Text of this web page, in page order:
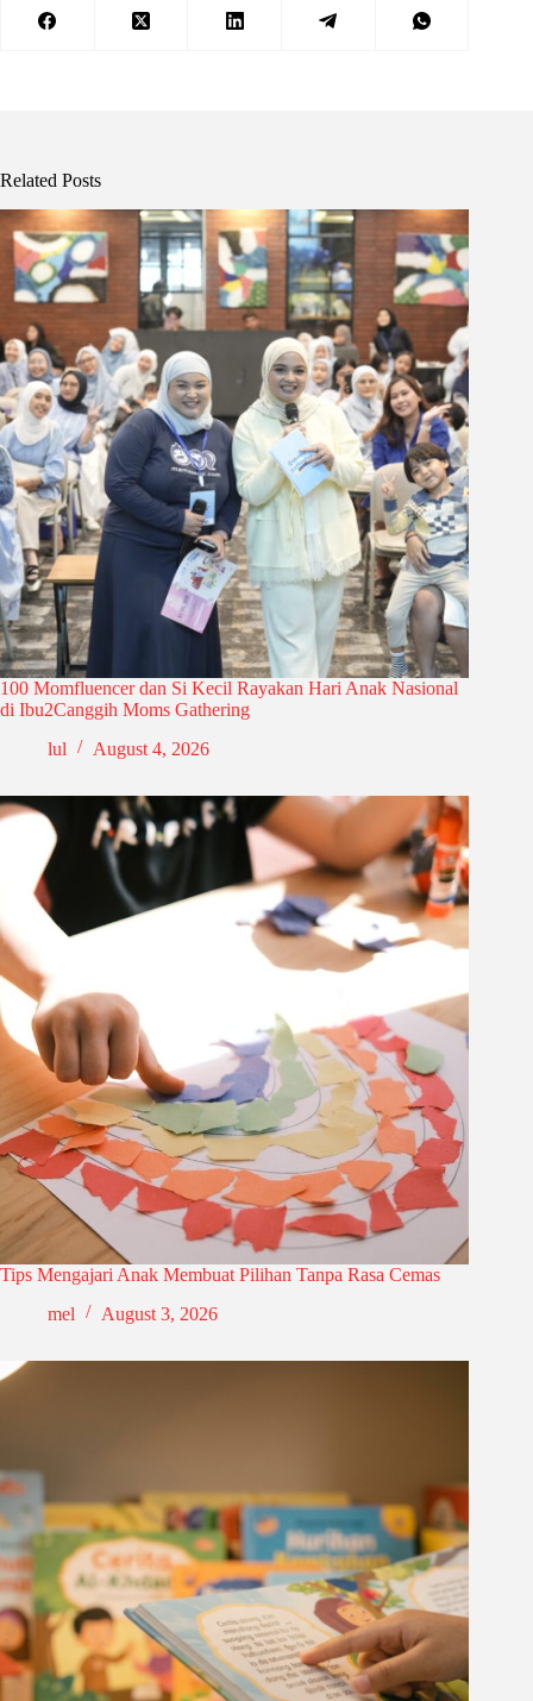
Related Posts
100 Momfluencer dan Si Kecil Rayakan Hari Anak Nasional
di Ibu2Canggih Moms Gathering
lul
August 4, 2026
Tips Mengajari Anak Membuat Pilihan Tanpa Rasa Cemas
mel
August 3, 2026